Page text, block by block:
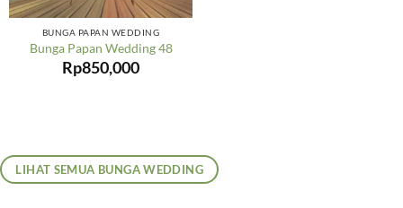
BUNGA PAPAN WEDDING
Bunga Papan Wedding 48
Rp850,000
LIHAT SEMUA BUNGA WEDDING